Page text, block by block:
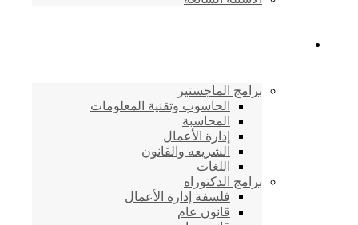
برامج الماجستير
الحاسوب وتقنية المعلومات
المحاسبة
إدارة الأعمال
الشريعه والقانون
اللغات
برامج الدكتوراه
فلسفة إدارة الأعمال
قانون عام